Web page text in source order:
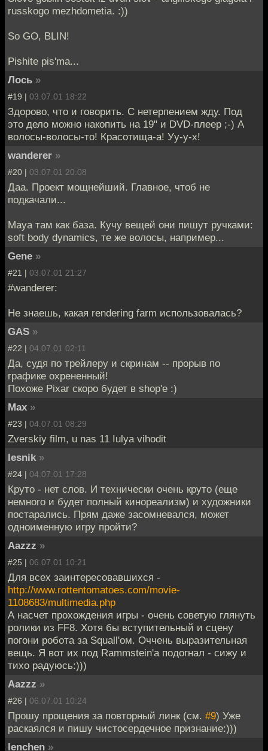
russkogo mezhdometia. :))
So GO, BLIN!
Pishite pis'ma...
Лось »
#19 | 03.07.01 18:22
Здорово, что и говорить. С нетерпением жду. Под
это дело можно накопить на 19" и DVD-плеер ;-) А
волосы-волосы-то! Красотища-а! Уу-у-х!
wanderer »
#20 | 03.07.01 20:08
Даа. Проект мощнейший. Главное, чтоб не
подкачали...
Maya там как база. Кучу вещей они пишут ручками:
soft body dynamics, те же волосы, например...
Gene »
#21 | 03.07.01 21:27
#wanderer:
Не знаешь, какая rendering farm использовалась?
GAS »
#22 | 04.07.01 02:11
Да, судя по трейлеру и скринам -- прорыв по
графике охрененный!
Похоже Pixar скоро будет в shop'e :)
Max »
#23 | 04.07.01 08:29
Zverskiy film, u nas 11 Iulya vihodit
lesnik »
#24 | 04.07.01 17:28
Круто - нет слов. И технически очень круто (еще
немного и будет полный кинореализм) и художники
постарались. Прям даже засомневался, может
одноименную игру пройти?
Aazzz »
#25 | 06.07.01 10:21
Для всех заинтересовавшихся -
http://www.rottentomatoes.com/movie-
1108683/multimedia.php
А насчет прохождения игры - очень советую глянуть
ролики из FF8. Хотя бы вступительный и сцену
погони робота за Squall'ом. Оччень выразительная
вещь. Я вот их под Rammstein'а подогнал - сижу и
тихо радуюсь:)))
Aazzz »
#26 | 06.07.01 10:24
Прошу прощения за повторный линк (см. #9) Уже
раскаялся и пишу чистосердечное признание:)))
lenchen »